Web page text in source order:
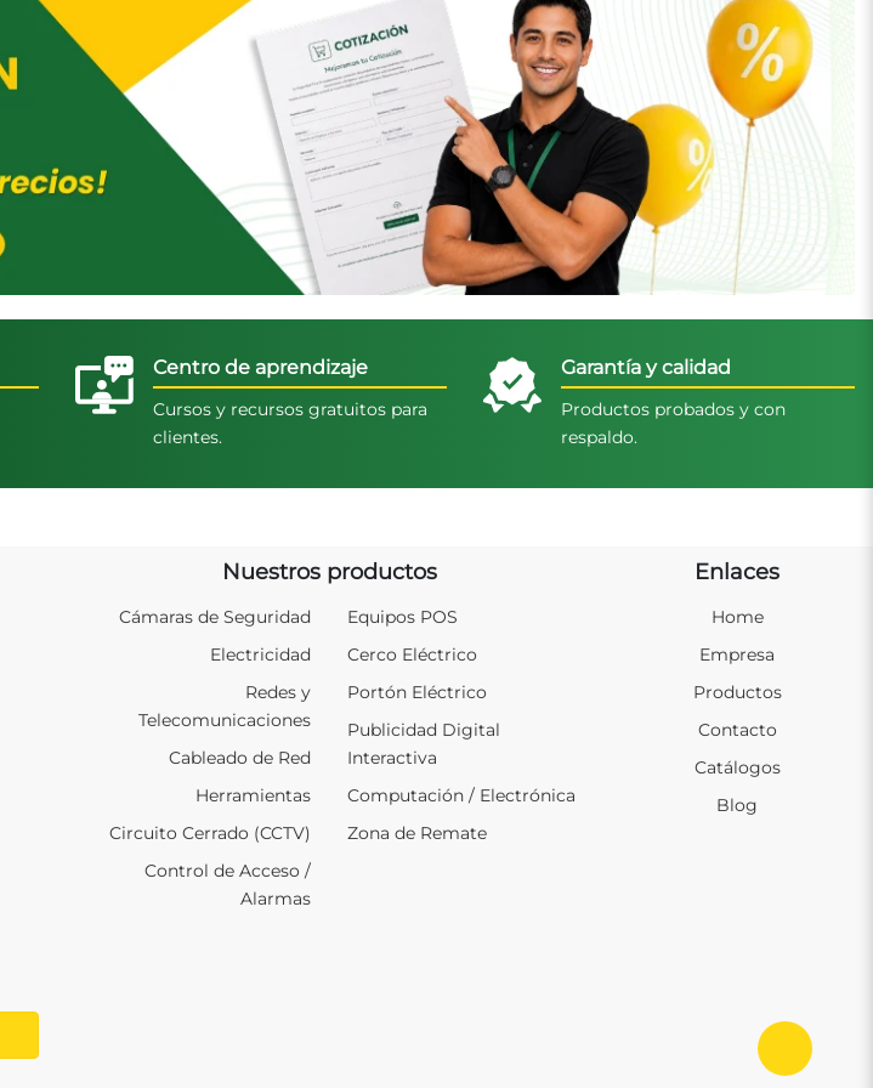
Ir al
Centro de aprendizaje
Cursos y recursos gratuitos para
clientes.
Garantía y calidad
Productos probados y con
respaldo.
Nuestros productos
Cámaras de Seguridad
Electricidad
Redes y
Telecomunicaciones
Cableado de Red
Herramientas
Circuito Cerrado (CCTV)
Control de Acceso /
Alarmas
Equipos POS
Cerco Eléctrico
Portón Eléctrico
Publicidad Digital
Interactiva
Computación / Electrónica
Zona de Remate
Enlaces
Home
Empresa
Productos
Contacto
Catálogos
Blog